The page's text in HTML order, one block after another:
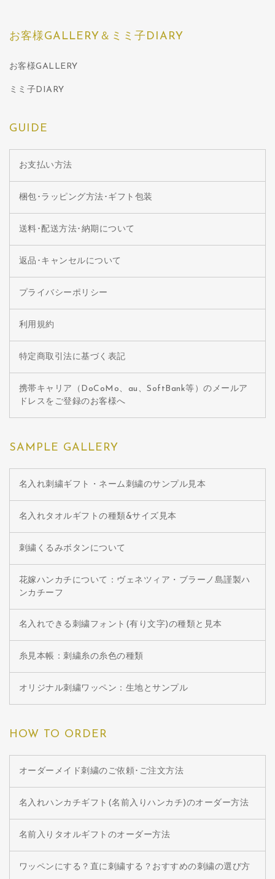
お客様GALLERY＆ミミ子DIARY
お客様GALLERY
ミミ子DIARY
GUIDE
お支払い方法
梱包･ラッピング方法･ギフト包装
送料･配送方法･納期について
返品･キャンセルについて
プライバシーポリシー
利用規約
特定商取引法に基づく表記
携帯キャリア（DoCoMo、au、SoftBank等）のメールア
ドレスをご登録のお客様へ
SAMPLE GALLERY
名入れ刺繍ギフト・ネーム刺繍のサンプル見本
名入れタオルギフトの種類&サイズ見本
刺繍くるみボタンについて
花嫁ハンカチについて：ヴェネツィア・ブラーノ島謹製ハ
ンカチーフ
名入れできる刺繍フォント(有り文字)の種類と見本
糸見本帳：刺繍糸の糸色の種類
オリジナル刺繍ワッペン：生地とサンプル
HOW TO ORDER
オーダーメイド刺繍のご依頼･ご注文方法
名入れハンカチギフト(名前入りハンカチ)のオーダー方法
名前入りタオルギフトのオーダー方法
ワッペンにする？直に刺繍する？おすすめの刺繍の選び方